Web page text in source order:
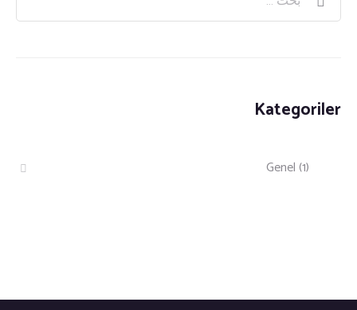
Kategoriler
Genel (1)